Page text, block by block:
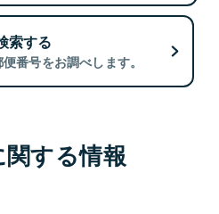
索する
番号をお調べします。
する情報